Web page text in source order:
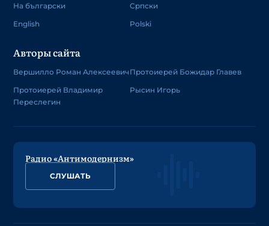
На български
English
Српски
Polski
Авторы сайта
Вершилло Роман Алексеевич
Протоиерей Владимир
Переслегин
Протоиерей Божидар Главев
Рысин Игорь
Радио «Антимодернизм»
СЛУШАТЬ